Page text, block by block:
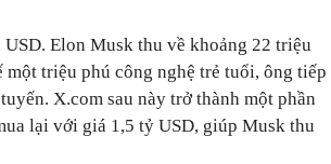
Elon Musk thu về khoảng 22 triệu
triệu phú công nghệ trẻ tuổi, ông tiếp
X.com sau này trở thành một phần
lại với giá 1,5 tỷ USD, giúp Musk thu